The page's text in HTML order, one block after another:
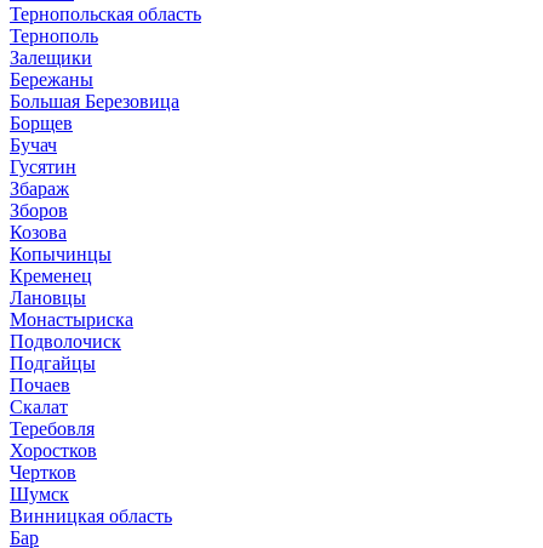
Тернопольская область
Тернополь
Залещики
Бережаны
Большая Березовица
Борщев
Бучач
Гусятин
Збараж
Зборов
Козова
Копычинцы
Кременец
Лановцы
Монастыриска
Подволочиск
Подгайцы
Почаев
Скалат
Теребовля
Хоростков
Чертков
Шумск
Винницкая область
Бар